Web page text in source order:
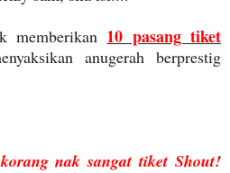
memberikan 10 pasang tiket
anugerah berprestig
nak sangat tiket Shout!